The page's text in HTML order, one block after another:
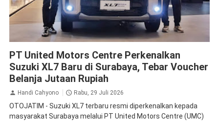
PT United Motors Centre Perkenalkan
Suzuki XL7 Baru di Surabaya, Tebar Voucher
Belanja Jutaan Rupiah
Handi Cahyono Rabu, 29 Juli 2026
OTOJATIM - Suzuki XL7 terbaru resmi diperkenalkan kepada
masyarakat Surabaya melalui PT United Motors Centre (UMC)